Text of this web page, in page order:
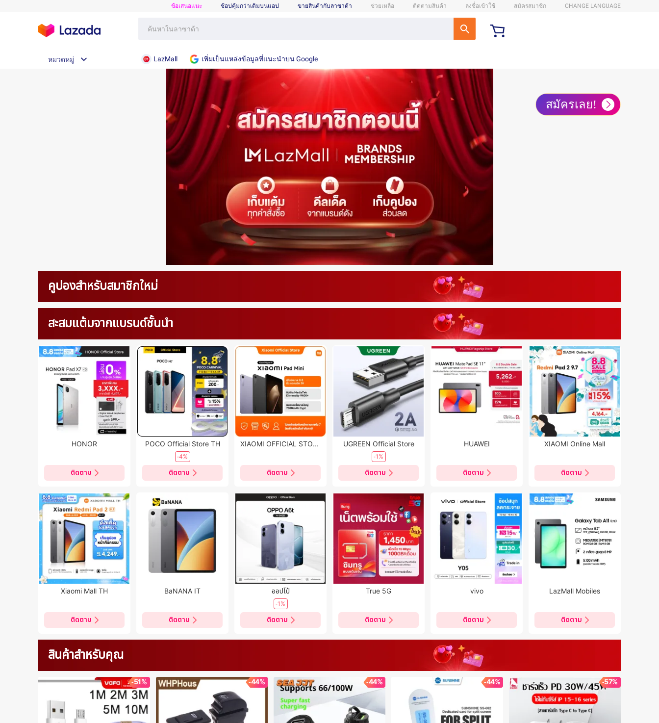
ข้อเสนอแนะ ช้อปคุ้มกว่าเดิมบนแอป ขายสินค้ากับลาซาด้า ช่วยเหลือ ติดตามสินค้า ลงชื่อเข้าใช้ สมัครสมาชิก CHANGE LANGUAGE
หมวดหมู่ LazMall เพิ่มเป็นแหล่งข้อมูลที่แนะนำบน Google
สมัครเลย!
คูปองสำหรับสมาชิกใหม่
สะสมแต้มจากแบรนด์ชั้นนำ
HONOR
ติดตาม
POCO Official Store TH
-4%
ติดตาม
XIAOMI OFFICIAL STORE TH
ติดตาม
UGREEN Official Store
-1%
ติดตาม
HUAWEI
ติดตาม
XIAOMI Online Mall
ติดตาม
Xiaomi Mall TH
ติดตาม
BaNANA IT
ติดตาม
ออปโป้
-1%
ติดตาม
True 5G
ติดตาม
vivo
ติดตาม
LazMall Mobiles
ติดตาม
สินค้าสำหรับคุณ
-51% -44% -44% -44% -57%